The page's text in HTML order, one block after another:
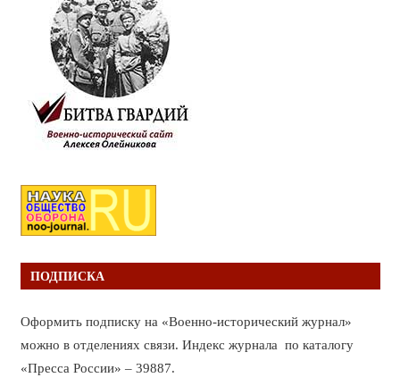
ПОДПИСКА
Оформить подписку на «Военно-исторический журнал»
можно в отделениях связи. Индекс журнала по каталогу
«Пресса России» – 39887.